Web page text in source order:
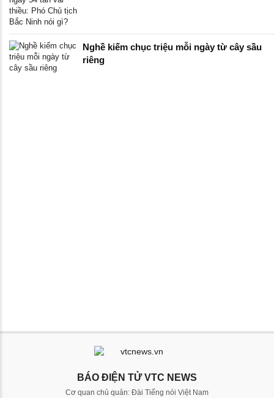
Nghề kiếm chục triệu mỗi ngày từ cây sầu
riêng
BÁO ĐIỆN TỬ VTC NEWS
Cơ quan chủ quản: Đài Tiếng nói Việt Nam